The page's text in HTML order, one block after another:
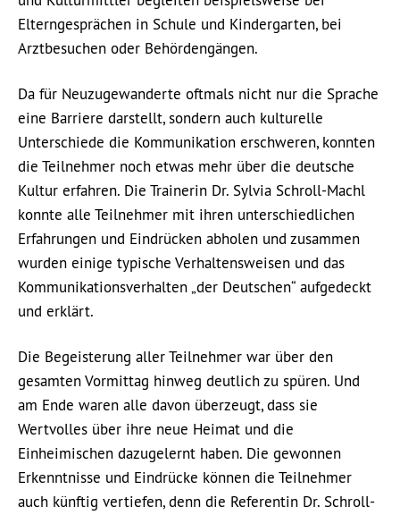
Elterngesprächen in Schule und Kindergarten, bei
Arztbesuchen oder Behördengängen.
Da für Neuzugewanderte oftmals nicht nur die Sprache
eine Barriere darstellt, sondern auch kulturelle
Unterschiede die Kommunikation erschweren, konnten
die Teilnehmer noch etwas mehr über die deutsche
Kultur erfahren. Die Trainerin Dr. Sylvia Schroll-Machl
konnte alle Teilnehmer mit ihren unterschiedlichen
Erfahrungen und Eindrücken abholen und zusammen
wurden einige typische Verhaltensweisen und das
Kommunikationsverhalten „der Deutschen“ aufgedeckt
und erklärt.
Die Begeisterung aller Teilnehmer war über den
gesamten Vormittag hinweg deutlich zu spüren. Und
am Ende waren alle davon überzeugt, dass sie
Wertvolles über ihre neue Heimat und die
Einheimischen dazugelernt haben. Die gewonnen
Erkenntnisse und Eindrücke können die Teilnehmer
auch künftig vertiefen, denn die Referentin Dr. Schroll-